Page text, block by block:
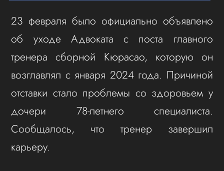
23 февраля было официально объявлено
об уходе Адвоката с поста главного
тренера сборной Кюрасао, которую он
возглавлял с января 2024 года. Причиной
отставки стало проблемы со здоровьем у
дочери 78-летнего специалиста.
Сообщалось, что тренер завершил
карьеру.